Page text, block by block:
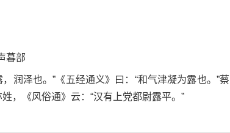
暮部
润泽也。”《五经通义》曰：“和气津凝为露也。”
，《风俗通》云：“汉有上党都尉露平。”